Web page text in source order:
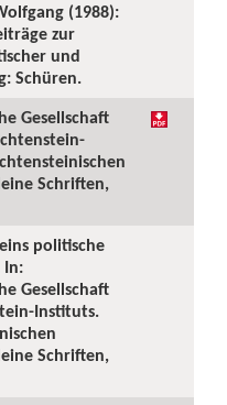
(1988):
zur
und
Schüren.
Gesellschaft
Schriften,
politische
In:
Gesellschaft
Instituts.
Schriften,